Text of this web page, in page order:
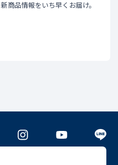
商品情報をいち早くお届け。